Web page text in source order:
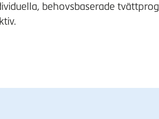
behovsbaserade